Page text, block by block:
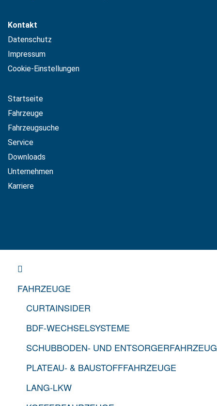
Kontakt
Datenschutz
Impressum
Cookie-Einstellungen
Startseite
Fahrzeuge
Fahrzeugsuche
Service
Downloads
Unternehmen
Karriere
FAHRZEUGE
CURTAINSIDER
BDF-WECHSELSYSTEME
SCHUBBODEN- UND
PLATEAU- & BAUSTOFFFAHRZEUGE
LANG-LKW